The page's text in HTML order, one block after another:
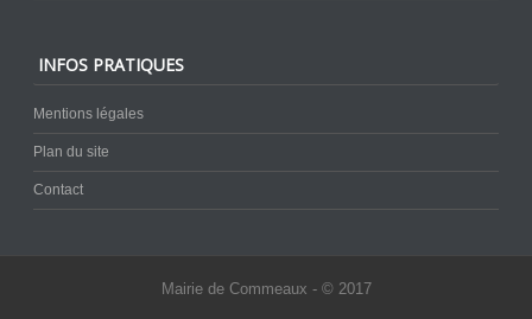
INFOS PRATIQUES
Mentions légales
Plan du site
Contact
Mairie de Commeaux - © 2017